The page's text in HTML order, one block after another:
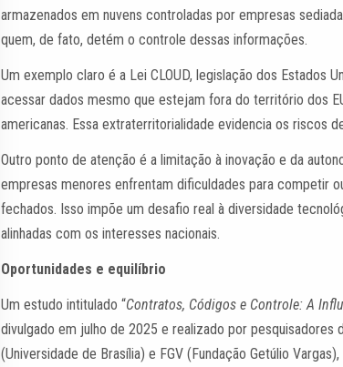
armazenados em nuvens controladas por empresas
quem, de fato, detém o controle dessas informações.
Um exemplo claro é a Lei CLOUD, legislação dos Estados
acessar dados mesmo que estejam fora do território dos
americanas. Essa extraterritorialidade evidencia os riscos
Outro ponto de atenção é a limitação à inovação e da
empresas menores enfrentam dificuldades para competir
fechados. Isso impõe um desafio real à diversidade
alinhadas com os interesses nacionais.
Oportunidades e equilíbrio
Um estudo intitulado “Contratos, Códigos e Controle: A
divulgado em julho de 2025 e realizado por pesquisadores
(Universidade de Brasília) e FGV (Fundação Getúlio